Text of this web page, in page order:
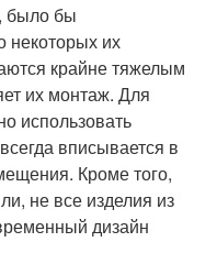
было бы
некоторых их
крайне тяжелым
их монтаж. Для
использовать
вписывается в
Кроме того,
не все изделия из
дизайн